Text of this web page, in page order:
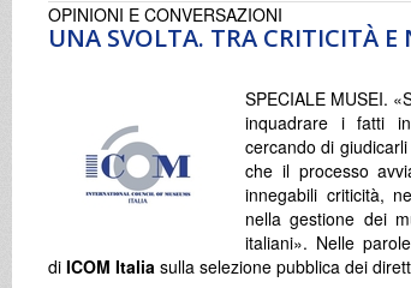
UNA SVOLTA. TRA CRITICITÀ E
OPINIONI E CONVERSAZIONI
SPECIALE MUSEI.
inquadrare i fatti
cercando di
che il processo
innegabili criticità,
nella gestione dei
italiani». Nelle
di ICOM Italia sulla selezione pubblica dei